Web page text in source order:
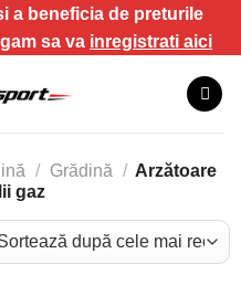
a beneficia de preturile
sa va inregistrati aici
/ Grădină / Arzătoare
gaz